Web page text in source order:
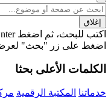
إغلاق
اضغط على زر "بحث" لعرض
الكلمات الأعلى بحثا
خدماتنا المكتبة الرقمية